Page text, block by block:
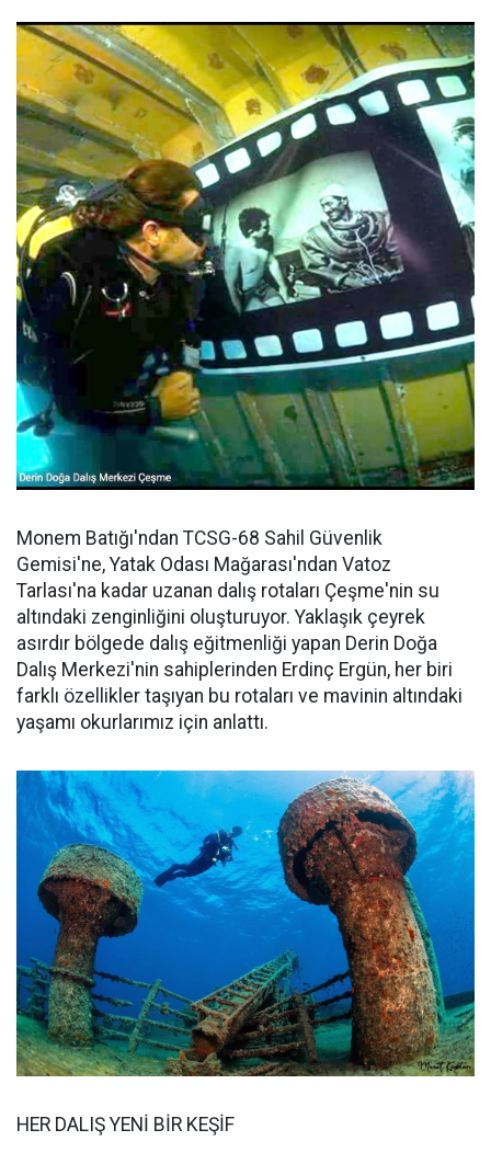
Monem Batığı'ndan TCSG-68 Sahil Güvenlik
Gemisi'ne, Yatak Odası Mağarası'ndan Vatoz
Tarlası'na kadar uzanan dalış rotaları Çeşme'nin su
altındaki zenginliğini oluşturuyor. Yaklaşık çeyrek
asırdır bölgede dalış eğitmenliği yapan Derin Doğa
Dalış Merkezi'nin sahiplerinden Erdinç Ergün, her biri
farklı özellikler taşıyan bu rotaları ve mavinin altındaki
yaşamı okurlarımız için anlattı.
HER DALIŞ YENİ BİR KEŞİF